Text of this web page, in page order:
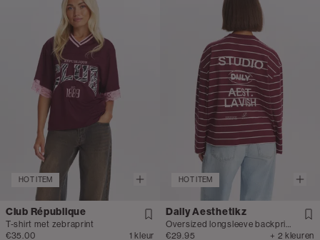
HOT ITEM
Club République
T-shirt met zebraprint
€35.00
1 kleur
HOT ITEM
Daily Aesthetikz
€29.95
+ 2 kleuren